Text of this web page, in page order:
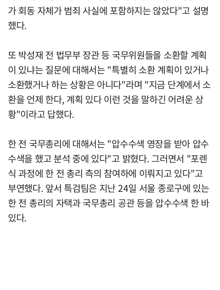
가 회동 자체가 범죄 사실에 포함하지는 않았다"고 설명
했다.
또 박성재 전 법무부 장관 등 국무위원들을 소환할 계획
이 있냐는 질문에 대해서는 "특별히 소환 계획이 있거나
소환했거나 하는 상황은 아니다"라며 "지금 단계에서 소
환을 언제 한다, 계획 있다 이런 것을 말하긴 어려운 상
황"이라고 답했다.
한 전 국무총리에 대해서는 "압수수색 영장을 받아 압수
수색을 했고 분석 중에 있다"고 밝혔다. 그러면서 "포렌
식 과정에 한 전 총리 측의 참여하에 이뤄지고 있다"고
부연했다. 앞서 특검팀은 지난 24일 서울 종로구에 있는
한 전 총리의 자택과 국무총리 공관 등을 압수수색 한 바
있다.